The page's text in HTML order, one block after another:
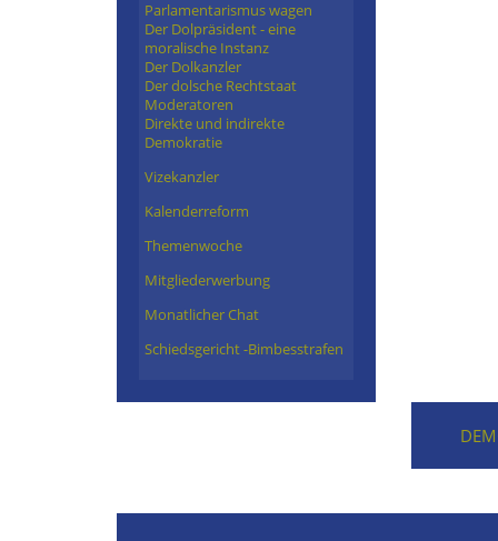
Parlamentarismus wagen
Der Dolpräsident - eine
moralische Instanz
Der Dolkanzler
Der dolsche Rechtstaat
Moderatoren
Direkte und indirekte
Demokratie
Vizekanzler
Kalenderreform
Themenwoche
Mitgliederwerbung
Monatlicher Chat
Schiedsgericht -Bimbesstrafen